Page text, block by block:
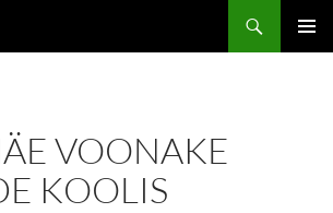
VOONAKE
KOOLIS